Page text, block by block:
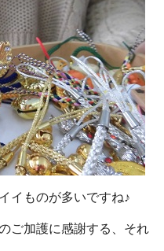
イものが多いですね♪
ご加護に感謝する、それ